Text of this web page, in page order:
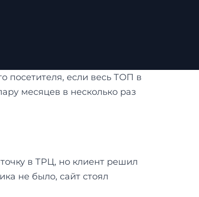
посетителя, если весь ТОП в
месяцев в несколько раз
в ТРЦ, но клиент решил
не было, сайт стоял